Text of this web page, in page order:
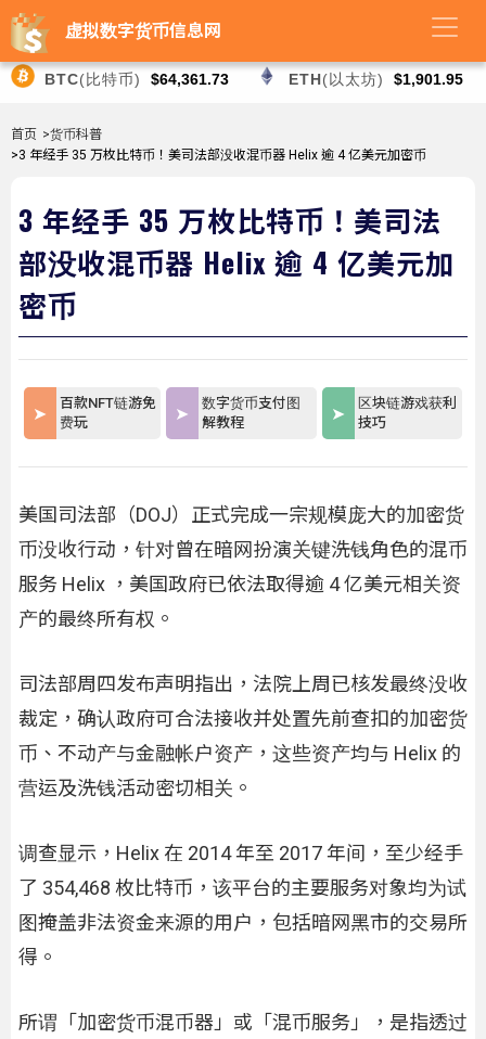
虚拟数字货币信息网
BTC(比特币) $64,361.73 ETH(以太坊) $1,901.95
首页 >货币科普
>3 年经手 35 万枚比特币！美司法部没收混币器 Helix 逾 4 亿美元加密币
3 年经手 35 万枚比特币！美司法
部没收混币器 Helix 逾 4 亿美元加
密币
百款NFT链游免
费玩
数字货币支付图
解教程
区块链游戏获利
技巧
美国司法部（DOJ）正式完成一宗规模庞大的加密货
币没收行动，针对曾在暗网扮演关键洗钱角色的混币
服务 Helix ，美国政府已依法取得逾 4 亿美元相关资
产的最终所有权。
司法部周四发布声明指出，法院上周已核发最终没收
裁定，确认政府可合法接收并处置先前查扣的加密货
币、不动产与金融帐户资产，这些资产均与 Helix 的
营运及洗钱活动密切相关。
调查显示，Helix 在 2014 年至 2017 年间，至少经手
了 354,468 枚比特币，该平台的主要服务对象均为试
图掩盖非法资金来源的用户，包括暗网黑市的交易所
得。
所谓「加密货币混币器」或「混币服务」，是指透过